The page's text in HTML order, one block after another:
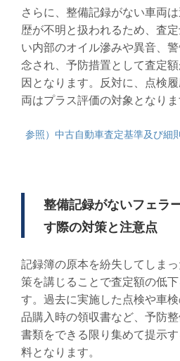
さらに、整備記録がない車両
歴が不明と扱われるため、査
い内部のオイル滲みや異音、
念され、予防措置として査定
因となります。反対に、点検
両はプラス評価の対象となりま
参照）中古自動車査定基準及び細
整備記録がないフェラ
す際の対策と注意点
記録簿の原本を紛失してしま
策を講じることで査定額の低
す。過去に実施した点検や車
品購入時の領収書など、予防
書類をできる限り集めて提示
料となります。